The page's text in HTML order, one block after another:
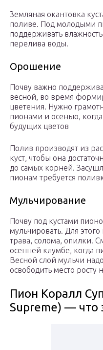
Земляная окантовка
поливе. Под молодыми
поддерживать
перелива воды.
Орошение
Почву важно
весной, во время
цветения. Нужно
пионами и осенью,
будущих цветов
Полив производят из
куст, чтобы она
до самых корней.
пионам требуется
Мульчирование
Почву под кустами
мульчировать. Для
трава, солома, опилки.
осенней клумбе, когда
Весной слой мульчи
освободить место росту
Пион Коралл
Supreme) — что